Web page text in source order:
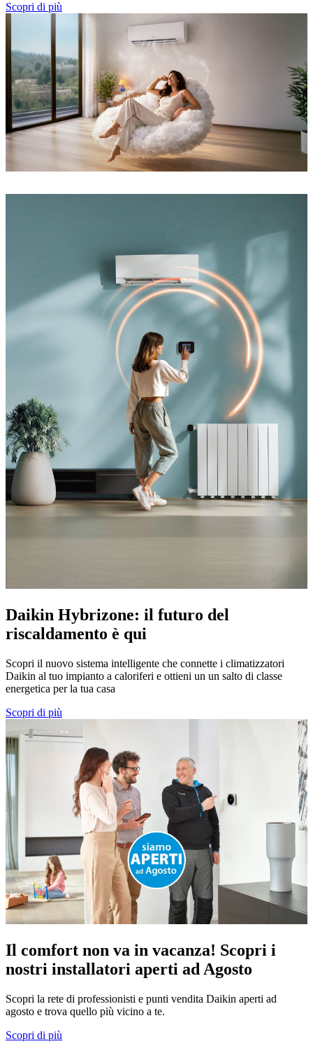
Scopri di più
Daikin Hybrizone: il futuro del
riscaldamento è qui
Scopri il nuovo sistema intelligente che connette i climatizzatori
Daikin al tuo impianto a caloriferi e ottieni un un salto di classe
energetica per la tua casa
Scopri di più
Il comfort non va in vacanza! Scopri i
nostri installatori aperti ad Agosto
Scopri la rete di professionisti e punti vendita Daikin aperti ad
agosto e trova quello più vicino a te.
Scopri di più